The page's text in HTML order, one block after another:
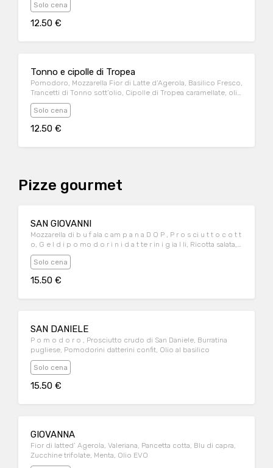
Solo cena
12.50 €
Tonno e cipolle di Tropea
Pomodoro, Mozzarella Fior di Latte d’Agerola, Basilico Fresco,
Trancetti di Tonno sott’olio, Cipolle di Tropea caramellate, olio
EVO
Solo cena
12.50 €
Pizze gourmet
SAN GIOVANNI
Mozzarella di b u f ala c am p a n a D O P , P r o s ci u t t o c o t t
o, G e l d i p o mo d o r i n i d a t te r in i g ia l li, Ricotta salata,
Zest di li mone, Olio EVO
Solo cena
15.50 €
SAN DANIELE
P o m o d o r o , Prosciutto crudo di San Daniele, Burratina
pugliese, Pomodorini datterini confit, Olio al basilico
Solo cena
15.50 €
GIOVANNA
Fior di latted’ Agerola, Valeriana, Pancetta cotta, Blu di capra,
Zucchine trifolate, Menta, Olio EVO